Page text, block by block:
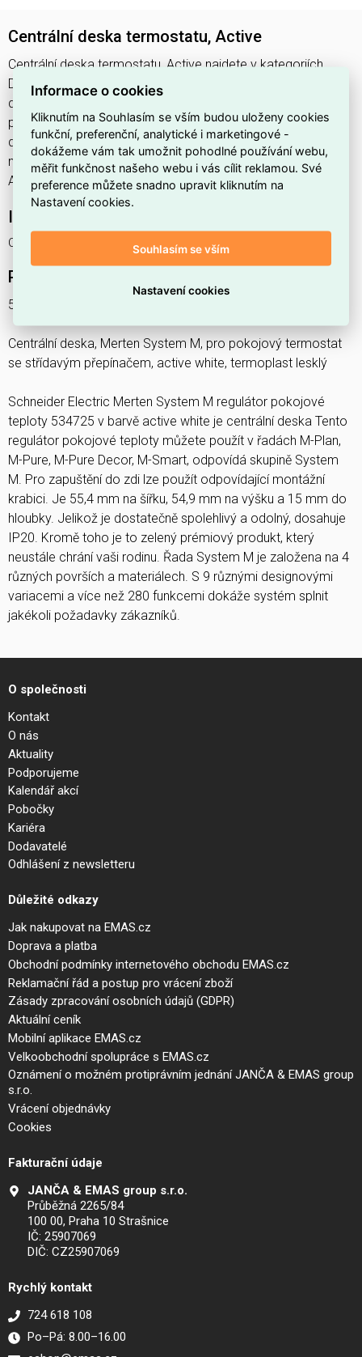
Centrální deska termostatu, Active
Centrální deska termostatu, Active najdete v kategoriích
Domovní spínače a zásuvky, Přístrojové kryty, Kryt pro
domácí spínací přístroje, Vypínače, spínače, zásuvky a
příslušenství, výrobce Schneider, EAN 4042811043827, kód
dodavatele 534725. Centrální deska termostatu, Active
nabízíme od 1 ks. Kód EMAS Centrální deska termostatu,
Active je ELOSOS1871270.
Centrální deska termostatu, Active
Podrobný popis produktu
534725
Centrální deska, Merten System M, pro pokojový termostat
se střídavým přepínačem, active white, termoplast lesklý
Schneider Electric Merten System M regulátor pokojové
teploty 534725 v barvě active white je centrální deska Tento
regulátor pokojové teploty můžete použít v řadách M-Plan,
M-Pure, M-Pure Decor, M-Smart, odpovídá skupině System
M. Pro zapuštění do zdi lze použít odpovídající montážní
krabici. Je 55,4 mm na šířku, 54,9 mm na výšku a 15 mm do
hloubky. Jelikož je dostatečně spolehlivý a odolný, dosahuje
IP20. Kromě toho je to zelený prémiový produkt, který
neustále chrání vaši rodinu. Řada System M je založena na 4
různých površích a materiálech. S 9 různými designovými
variacemi a více než 280 funkcemi dokáže systém splnit
jakékoli požadavky zákazníků.
O společnosti
Kontakt
O nás
Aktuality
Podporujeme
Kalendář akcí
Pobočky
Kariéra
Dodavatelé
Odhlášení z newsletteru
Důležité odkazy
Jak nakupovat na EMAS.cz
Doprava a platba
Obchodní podmínky internetového obchodu EMAS.cz
Reklamační řád a postup pro vrácení zboží
Zásady zpracování osobních údajů (GDPR)
Aktuální ceník
Mobilní aplikace EMAS.cz
Velkoobchodní spolupráce s EMAS.cz
Oznámení o možném protiprávním jednání JANČA & EMAS group
s.r.o.
Vrácení objednávky
Cookies
Fakturační údaje
JANČA & EMAS group s.r.o.
Průběžná 2265/84
100 00, Praha 10 Strašnice
IČ: 25907069
DIČ: CZ25907069
Rychlý kontakt
724 618 108
Po–Pá: 8.00–16.00
Informace o cookies
Kliknutím na Souhlasím se vším budou uloženy cookies
funkční, preferenční, analytické i marketingové -
dokážeme vám tak umožnit pohodlné používání webu,
měřit funkčnost našeho webu i vás cílit reklamou. Své
preference můžete snadno upravit kliknutím na
Nastavení cookies.
Souhlasím se vším
Nastavení cookies